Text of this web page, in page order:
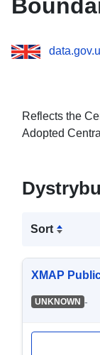
Reflects the
Adopted
Sort
XMAP
UNKNOWN -